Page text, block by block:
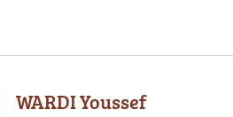
WARDI Youssef